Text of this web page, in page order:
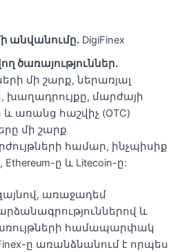
անվանումը.DigiFinex
ծառայություններ.
մի շարք, ներառյալ
խաղադրույքը, մարժայի
առանց հաշվիչ (OTC)
մի շարք
համար, ինչպիսիք
Ethereum-ը և Litecoin-ը:
առաջադեմ
և
համապարփակ
ը առանձնանում է որպես